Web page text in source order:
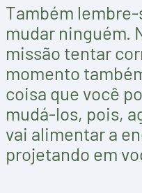
Também
mudar ninguém.
missão tentar
momento
coisa que você
mudá-los, pois,
vai alimentar a
projetando em